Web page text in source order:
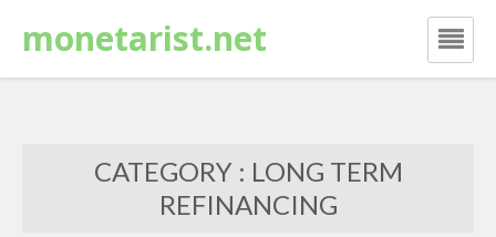
monetarist.net
CATEGORY : LONG TERM
REFINANCING